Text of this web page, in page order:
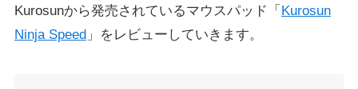
Kurosunから発売されているマウスパッド「 Kurosun
Ninja Speed」をレビューしていきます。